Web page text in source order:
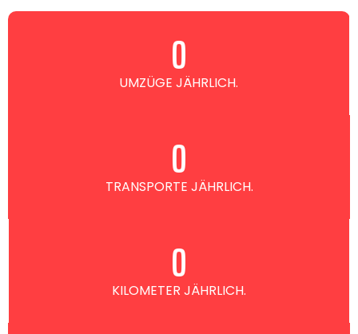
UMZÜGE JÄHRLICH.
0
TRANSPORTE JÄHRLICH.
0
KILOMETER JÄHRLICH.
0